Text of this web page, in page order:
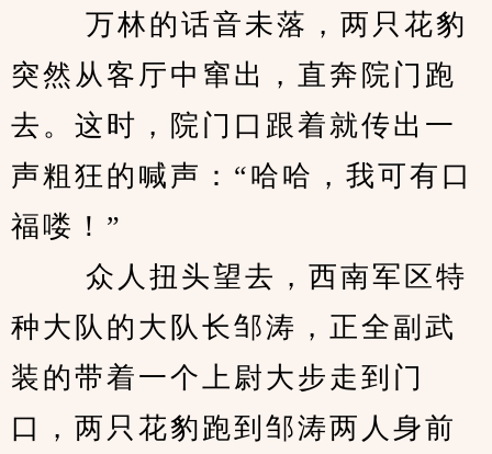
突然从客厅中窜出，直奔院门跑
去。这时，院门口跟着就传出一
声粗狂的喊声：“哈哈，我可有口
福喽！”
种大队的大队长邹涛，正全副武
装的带着一个上尉大步走到门
口，两只花豹跑到邹涛两人身前